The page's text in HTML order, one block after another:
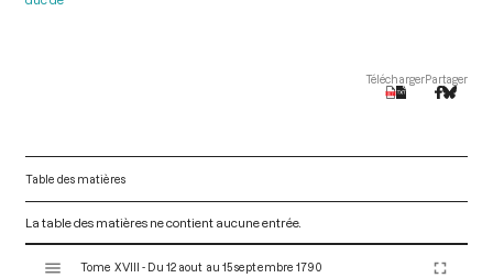
TéléchargerPartager
Table des matières
La table des matières ne contient aucune entrée.
Tome XVIII - Du 12 aout au 15 septembre 1790